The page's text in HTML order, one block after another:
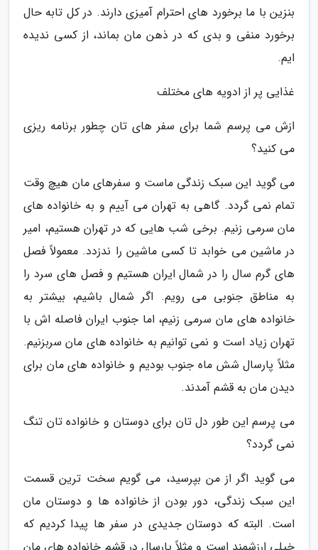
بنزین با ما برخورد های احترام آمیزی دارند. در کل تابه حال
برخورد منفی و بدی که در ذهن مان بماند، از کسی ندیده
ایم.
غذایی پر از ادویه های مختلف
ازش می پرسم شما برای سفر های تان چطور برنامه ریزی
می کنید؟
می گوید این سبک زندگی ماست و سفرهای مان هیچ وقت
تمام نمی گردد. گاهی به تهران می آییم و به خانواده های
مان سرمی زنیم. برخی شب هایی که در تهران هستیم، امیر
در ماشین می خوابد تا کسی ماشین را ندزدد. معمولاً فصل
های گرم سال را در شمال ایران هستیم و فصل های سرد را
به مناطق جنوبی می رویم. اگر شمال باشیم، بیشتر به
خانواده های مان سرمی زنیم، اما جنوب ایران فاصله اش با
تهران زیاد است و نمی توانیم به خانواده های مان سربزنیم.
مثلاً پارسال شش ماه جنوب بودیم و خانواده های مان برای
دیدن مان به قشم آمدند.
می پرسم این طور دل تان برای دوستان و خانواده تان تنگ
نمی گردد؟
می گوید اگر از من بپرسید، می گویم سخت ترین قسمت
این سبک زندگی، دور بودن از خانواده ها و دوستان مان
است. البته که دوستان جدیدی در سفر ها پیدا کردیم که